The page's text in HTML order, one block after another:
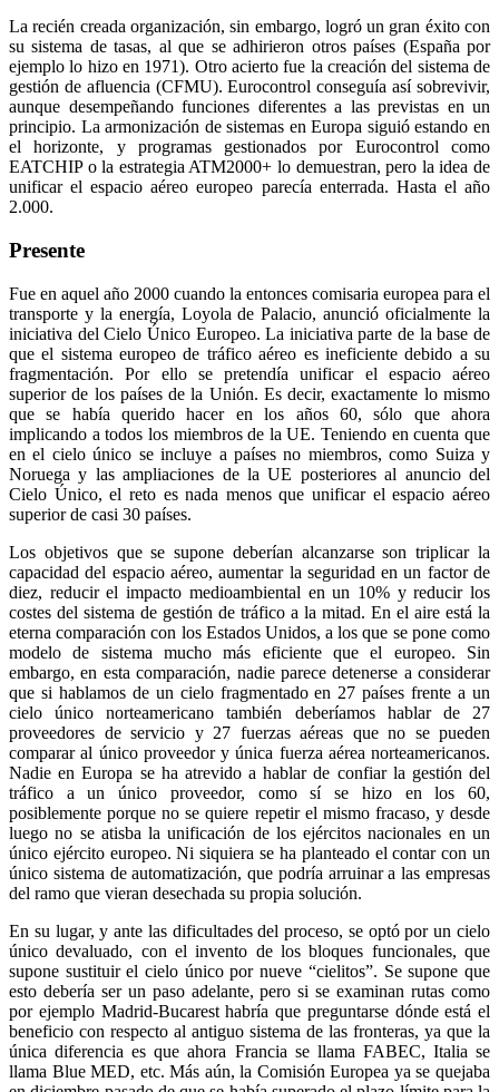
La recién creada organización, sin embargo, logró un gran éxito con
su sistema de tasas, al que se adhirieron otros países (España por
ejemplo lo hizo en 1971). Otro acierto fue la creación del sistema de
gestión de afluencia (CFMU). Eurocontrol conseguía así sobrevivir,
aunque desempeñando funciones diferentes a las previstas en un
principio. La armonización de sistemas en Europa siguió estando en
el horizonte, y programas gestionados por Eurocontrol como
EATCHIP o la estrategia ATM2000+ lo demuestran, pero la idea de
unificar el espacio aéreo europeo parecía enterrada. Hasta el año
2.000.
Presente
Fue en aquel año 2000 cuando la entonces comisaria europea para el
transporte y la energía, Loyola de Palacio, anunció oficialmente la
iniciativa del Cielo Único Europeo. La iniciativa parte de la base de
que el sistema europeo de tráfico aéreo es ineficiente debido a su
fragmentación. Por ello se pretendía unificar el espacio aéreo
superior de los países de la Unión. Es decir, exactamente lo mismo
que se había querido hacer en los años 60, sólo que ahora
implicando a todos los miembros de la UE. Teniendo en cuenta que
en el cielo único se incluye a países no miembros, como Suiza y
Noruega y las ampliaciones de la UE posteriores al anuncio del
Cielo Único, el reto es nada menos que unificar el espacio aéreo
superior de casi 30 países.
Los objetivos que se supone deberían alcanzarse son triplicar la
capacidad del espacio aéreo, aumentar la seguridad en un factor de
diez, reducir el impacto medioambiental en un 10% y reducir los
costes del sistema de gestión de tráfico a la mitad. En el aire está la
eterna comparación con los Estados Unidos, a los que se pone como
modelo de sistema mucho más eficiente que el europeo. Sin
embargo, en esta comparación, nadie parece detenerse a considerar
que si hablamos de un cielo fragmentado en 27 países frente a un
cielo único norteamericano también deberíamos hablar de 27
proveedores de servicio y 27 fuerzas aéreas que no se pueden
comparar al único proveedor y única fuerza aérea norteamericanos.
Nadie en Europa se ha atrevido a hablar de confiar la gestión del
tráfico a un único proveedor, como sí se hizo en los 60,
posiblemente porque no se quiere repetir el mismo fracaso, y desde
luego no se atisba la unificación de los ejércitos nacionales en un
único ejército europeo. Ni siquiera se ha planteado el contar con un
único sistema de automatización, que podría arruinar a las empresas
del ramo que vieran desechada su propia solución.
En su lugar, y ante las dificultades del proceso, se optó por un cielo
único devaluado, con el invento de los bloques funcionales, que
supone sustituir el cielo único por nueve “cielitos”. Se supone que
esto debería ser un paso adelante, pero si se examinan rutas como
por ejemplo Madrid-Bucarest habría que preguntarse dónde está el
beneficio con respecto al antiguo sistema de las fronteras, ya que la
única diferencia es que ahora Francia se llama FABEC, Italia se
llama Blue MED, etc. Más aún, la Comisión Europea ya se quejaba